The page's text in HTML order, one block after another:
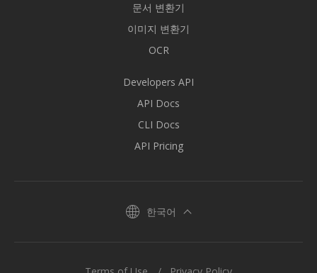
문서 변환기
이미지 변환기
OCR
Developers API
API Docs
CLI Docs
API Pricing
한국어